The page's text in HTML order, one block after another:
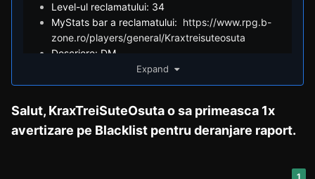
Level-ul reclamatului: 34
MyStats bar a reclamatului: https://www.rpg.b-
zone.ro/players/general/Kraxtreisuteosuta
Descriere: DM
https://youtu.be/R--3nvHH3Zs
Expand
Salut, KraxTreiSuteOsuta o sa primeasca 1x
avertizare pe Blacklist pentru deranjare raport.
1